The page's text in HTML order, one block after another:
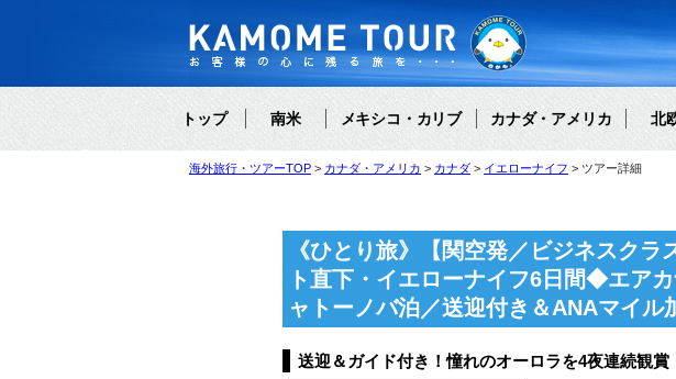
トップ 南米 メキシコ・カリブ カナダ・アメリカ 北
海外旅行・ツアーTOP カナダ・アメリカ カナダ イエローナイフ ツアー詳細
《ひとり旅》【関空発／ビジネスク
ト直下・イエローナイフ6日間◆エア
ャトーノバ泊／送迎付き＆ANAマイル
送迎＆ガイド付き！憧れのオーロラを4夜連続観賞